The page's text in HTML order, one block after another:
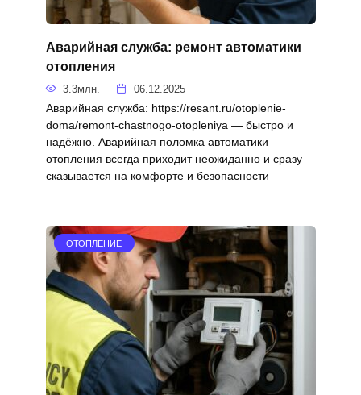
Аварийная служба: ремонт автоматики
отопления
3.3млн. 06.12.2025
Аварийная служба: https://resant.ru/otoplenie-
doma/remont-chastnogo-otopleniya — быстро и
надёжно. Аварийная поломка автоматики
отопления всегда приходит неожиданно и сразу
сказывается на комфорте и безопасности
ОТОПЛЕНИЕ